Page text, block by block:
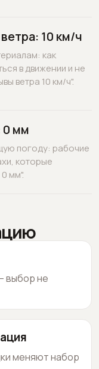
10 км/ч
как
в движении и не
ветра 10 км/ч".
0 мм
погоду: рабочие
которые
мм".
выбор не
меняют набор